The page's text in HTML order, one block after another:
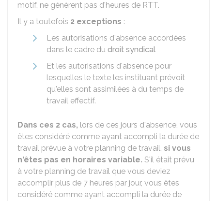
motif, ne génèrent pas d'heures de RTT.
Il y a toutefois 2 exceptions :
Les autorisations d'absence accordées
dans le cadre du droit syndical
Et les autorisations d'absence pour
lesquelles le texte les instituant prévoit
qu'elles sont assimilées à du temps de
travail effectif.
Dans ces 2 cas, lors de ces jours d'absence, vous
êtes considéré comme ayant accompli la durée de
travail prévue à votre planning de travail, si vous
n'êtes pas en horaires variable. S'il était prévu
à votre planning de travail que vous deviez
accomplir plus de 7 heures par jour, vous êtes
considéré comme ayant accompli la durée de